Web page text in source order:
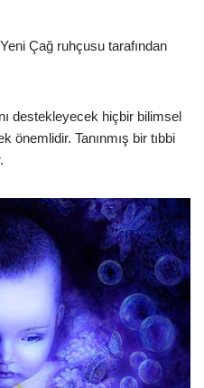
Çağ ruhçusu tarafından
destekleyecek hiçbir bilimsel
önemlidir. Tanınmış bir tıbbi